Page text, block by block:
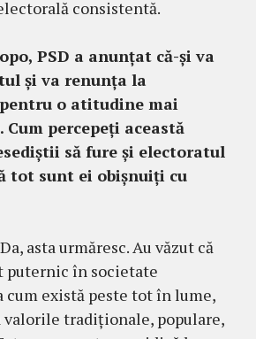
consistentă.
PSD a anunțat că-și va
și va renunța la
o atitudine mai
Cum percepeți această
să fure și electoratul
tot sunt ei obișnuiți cu
asta urmăresc. Au văzut că
puternic în societate
cum există peste tot în lume,
valorile tradiționale, populare,